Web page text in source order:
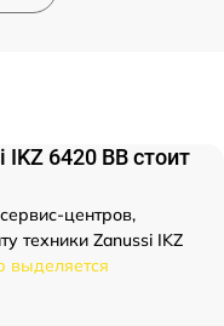
6420 BB стоит
центров,
техники Zanussi IKZ
выделяется